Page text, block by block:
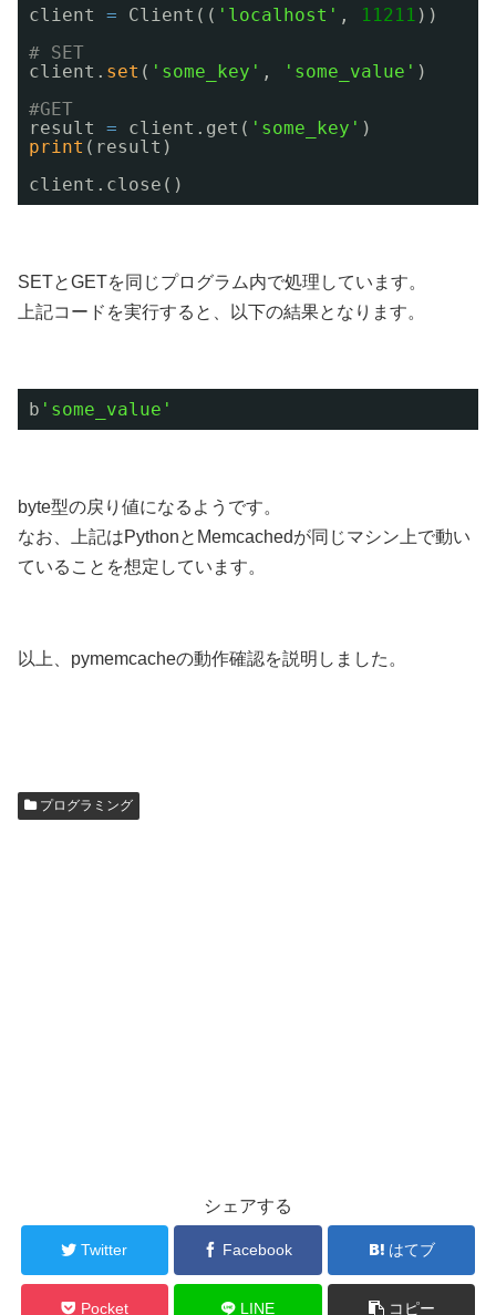
client = Client(( 'localhost' , 11211 ))
# SET
client. set ( 'some_key' , 'some_value' )
#GET
result = client.get( 'some_key' )
print (result)
client.close()
SETとGETを同じプログラム内で処理しています。
上記コードを実行すると、以下の結果となります。
b 'some_value'
byte型の戻り値になるようです。
なお、上記はPythonとMemcachedが同じマシン上で動い
ていることを想定しています。
以上、pymemcacheの動作確認を説明しました。
プログラミング
シェアする
Twitter Facebook はてブ
Pocket LINE コピー